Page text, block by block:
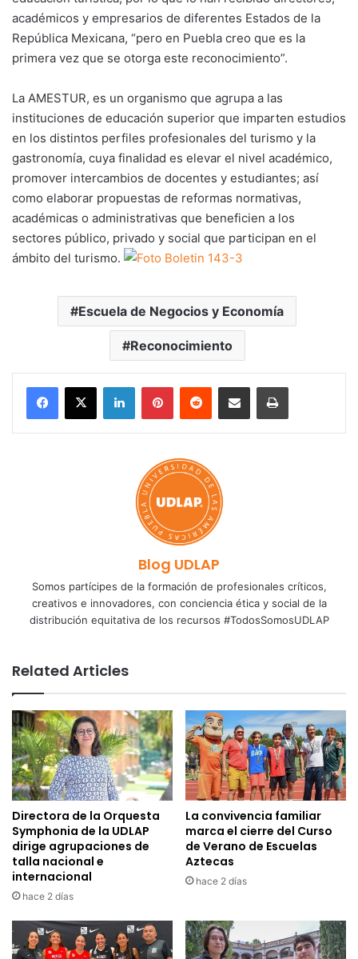
académicos y empresarios de diferentes Estados de la
República Mexicana, “pero en Puebla creo que es la
primera vez que se otorga este reconocimiento”.
La AMESTUR, es un organismo que agrupa a las
instituciones de educación superior que imparten estudios
en los distintos perfiles profesionales del turismo y la
gastronomía, cuya finalidad es elevar el nivel académico,
promover intercambios de docentes y estudiantes; así
como elaborar propuestas de reformas normativas,
académicas o administrativas que beneficien a los
sectores público, privado y social que participan en el
ámbito del turismo.
Escuela de Negocios y Economía
Reconocimiento
LinkedInPinterestReddit Share via Email Print
Blog UDLAP
Somos partícipes de la formación de profesionales críticos,
creativos e innovadores, con conciencia ética y social de la
distribución equitativa de los recursos #TodosSomosUDLAP
Related Articles
Directora de la Orquesta
Symphonia de la UDLAP
dirige agrupaciones de
talla nacional e
internacional
hace 2 días
La convivencia familiar
marca el cierre del Curso
de Verano de Escuelas
Aztecas
hace 2 días